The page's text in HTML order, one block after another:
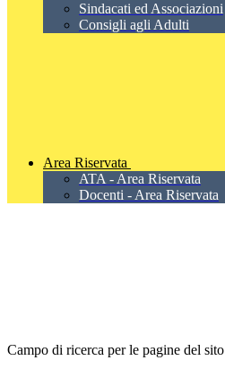
Sindacati ed Associazioni
Consigli agli Adulti
Area Riservata
ATA - Area Riservata
Docenti - Area Riservata
Campo di ricerca per le pagine del sito